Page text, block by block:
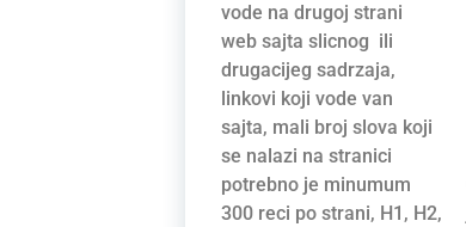
vode na drugoj strani
web sajta slicnog ili
drugacijeg sadrzaja,
linkovi koji vode van
sajta, mali broj slova koji
se nalazi na stranici
potrebno je minumum
300 reci po strani, H1, H2,
+381638900389